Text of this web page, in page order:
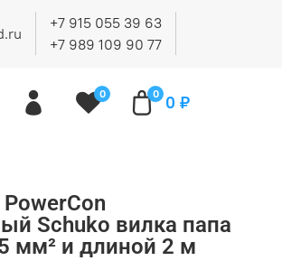
+7 915 055 39 63
+7 989 109 90 77
0 0 0 ₽
Schuko вилка папа
мм² и длиной 2 м